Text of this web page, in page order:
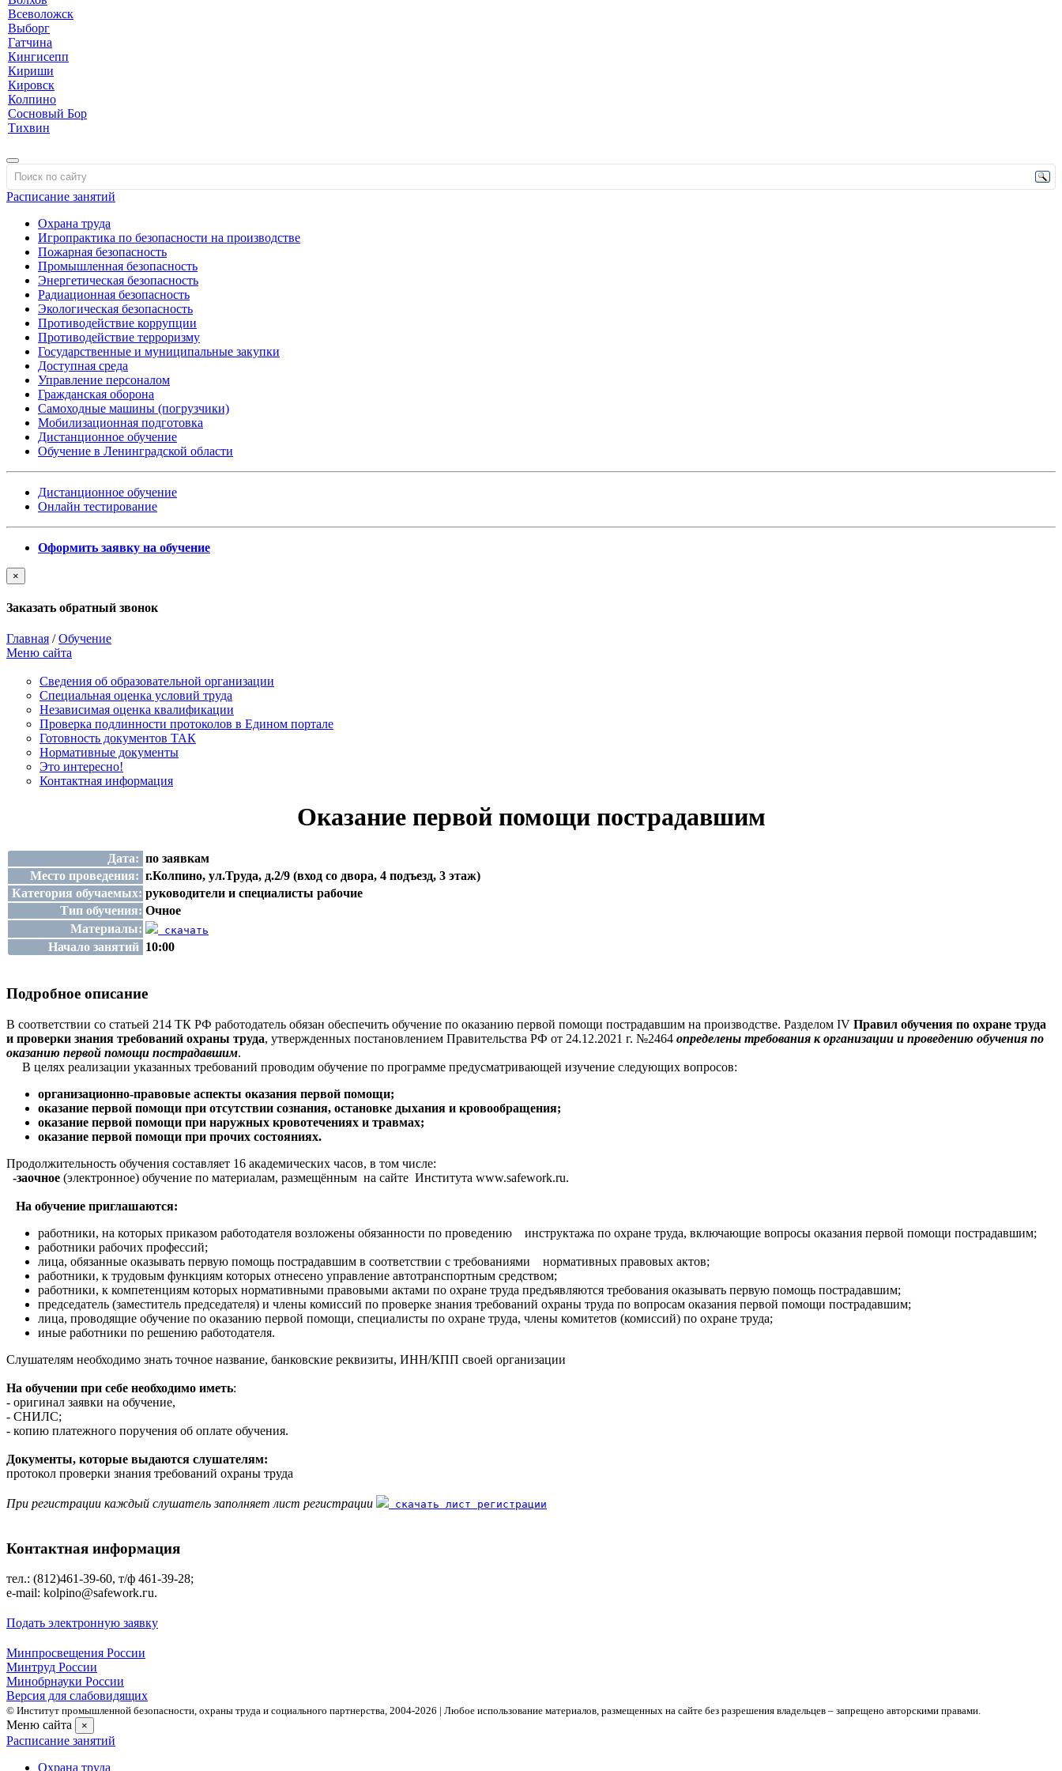
Всеволожск
Выборг
Гатчина
Кингисепп
Кириши
Кировск
Колпино
Сосновый Бор
Тихвин
Расписание занятий
Охрана труда
Игропрактика по безопасности на производстве
Пожарная безопасность
Промышленная безопасность
Энергетическая безопасность
Радиационная безопасность
Экологическая безопасность
Противодействие коррупции
Противодействие терроризму
Государственные и муниципальные закупки
Доступная среда
Управление персоналом
Гражданская оборона
Самоходные машины (погрузчики)
Мобилизационная подготовка
Дистанционное обучение
Обучение в Ленинградской области
Дистанционное обучение
Онлайн тестирование
Оформить заявку на обучение
×
Заказать обратный звонок
Главная /Обучение
Меню сайта
Сведения об образовательной организации
Cпециальная оценка условий труда
Независимая оценка квалификации
Проверка подлинности протоколов в Едином портале
Готовность документов ТАК
Нормативные документы
Это интересно!
Контактная информация
Оказание первой помощи пострадавшим
Дата: по заявкам
Место проведения: г.Колпино, ул.Труда, д.2/9 (вход со двора, 4 подъезд, 3 этаж)
Категория обучаемых: руководители и специалисты рабочие
Тип обучения: Очное
Материалы:
скачать
Начало занятий 10:00
Подробное описание
В соответствии со статьей 214 ТК РФ работодатель обязан обеспечить обучение по оказанию первой помощи пострадавшим на производстве. Разделом IV Правил обучения по охране труда
и проверки знания требований охраны труда, утвержденных постановлением Правительства РФ от 24.12.2021 г. №2464 определены требования к организации и проведению обучения по
оказанию первой помощи пострадавшим.
В целях реализации указанных требований проводим обучение по программе предусматривающей изучение следующих вопросов:
организационно-правовые аспекты оказания первой помощи;
оказание первой помощи при отсутствии сознания, остановке дыхания и кровообращения;
оказание первой помощи при наружных кровотечениях и травмах;
оказание первой помощи при прочих состояниях.
Продолжительность обучения составляет 16 академических часов, в том числе:
-заочное (электронное) обучение по материалам, размещённым на сайте Института www.safework.ru.
На обучение приглашаются:
работники, на которых приказом работодателя возложены обязанности по проведению инструктажа по охране труда, включающие вопросы оказания первой помощи пострадавшим;
работники рабочих профессий;
лица, обязанные оказывать первую помощь пострадавшим в соответствии с требованиями нормативных правовых актов;
работники, к трудовым функциям которых отнесено управление автотранспортным средством;
работники, к компетенциям которых нормативными правовыми актами по охране труда предъявляются требования оказывать первую помощь пострадавшим;
председатель (заместитель председателя) и члены комиссий по проверке знания требований охраны труда по вопросам оказания первой помощи пострадавшим;
лица, проводящие обучение по оказанию первой помощи, специалисты по охране труда, члены комитетов (комиссий) по охране труда;
иные работники по решению работодателя.
Слушателям необходимо знать точное название, банковские реквизиты, ИНН/КПП своей организации
На обучении при себе необходимо иметь:
- оригинал заявки на обучение,
- СНИЛС;
- копию платежного поручения об оплате обучения.
Документы, которые выдаются слушателям:
протокол проверки знания требований охраны труда
При регистрации каждый слушатель заполняет лист регистрации скачать лист регистрации
Контактная информация
тел.: (812)461-39-60, т/ф 461-39-28;
е-mаil: kolpino@safework.гu.
Подать электронную заявку
Минпросвещения России
Минтруд России
Минобрнауки России
Версия для слабовидящих
© Институт промышленной безопасности, охраны труда и социального партнерства, 2004- 2026 | Любое использование материалов, размещенных на сайте без разрешения владельцев – запрещено авторскими правами.
Меню сайта ×
Расписание занятий
Охрана труда